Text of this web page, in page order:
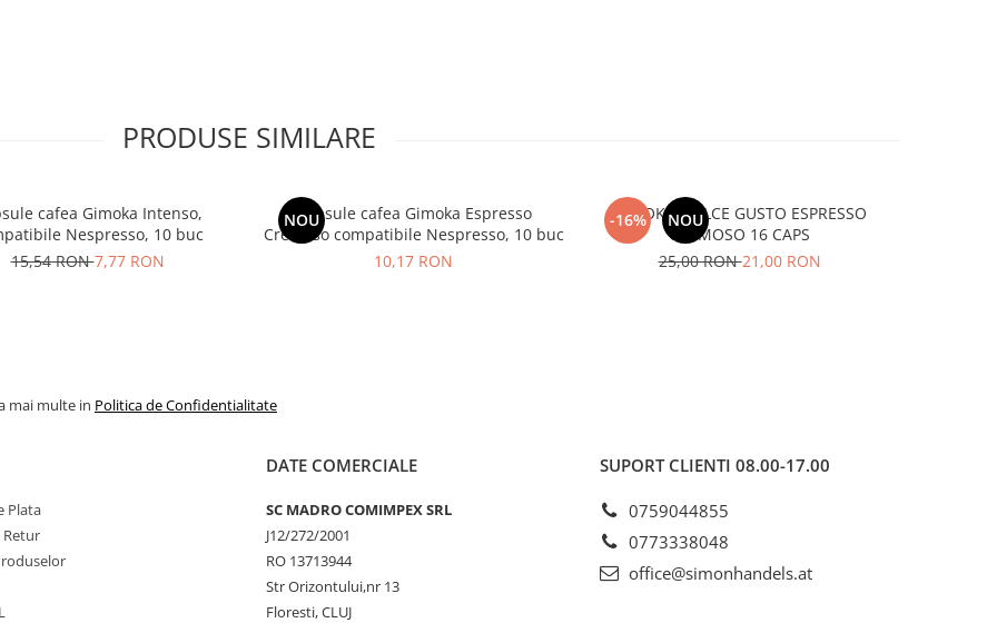
PRODUSE SIMILARE
cafea Gimoka Intenso,
Nespresso, 10 buc
15,54 RON7,77 RON
NOU
Capsule cafea Gimoka Espresso
Cremoso compatibile Nespresso, 10 buc
10,17 RON
-16% NOU
GIMOKA DOLCE GUSTO ESPRESSO
CREMOSO 16 CAPS
25,00 RON21,00 RON
mai multe in Politica de Confidentialitate
Plata
Retur
DATE COMERCIALE
SC MADRO COMIMPEX SRL
J12/272/2001
RO 13713944
Str Orizontului,nr 13
Floresti, CLUJ
SUPORT CLIENTI 08.00-17.00
0759044855
0773338048
office@simonhandels.at